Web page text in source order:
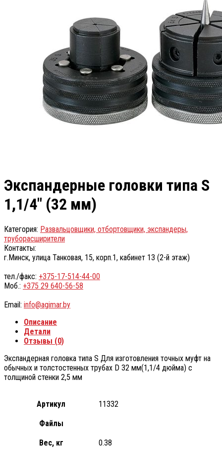
Экспандерные головки типа S
1,1/4″ (32 мм)
Категория: Развальцовщики, отбортовщики, экспандеры,
труборасширители
Контакты:
г.Минск, улица Танковая, 15, корп.1, кабинет 13 (2-й этаж)
тел./факс: +375-17-514-44-00
Моб.: +375 29 640-56-58
Email: info@agimar.by
Описание
Детали
Отзывы (0)
Экспандерная головка типа S Для изготовления точных муфт на
обычных и толстостенных трубах D 32 мм(1,1/4 дюйма) с
толщиной стенки 2,5 мм
Артикул 11332
Файлы
Вес, кг 0.38